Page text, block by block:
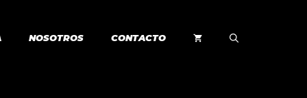
NOSOTROS CONTACTO